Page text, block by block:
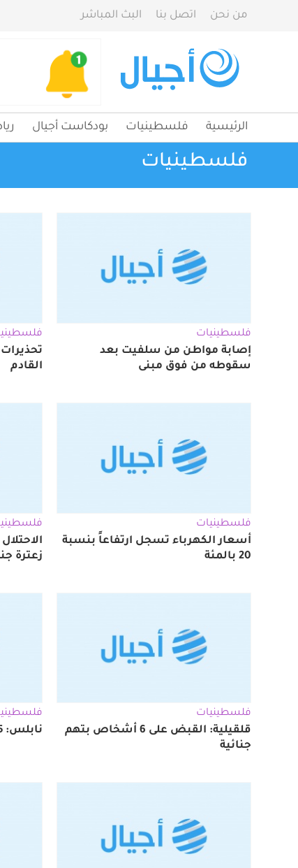
من نحن اتصل بنا البث المباشر
الرئيسية فلسطينيات بودكاست أجيال
فلسطينيات
فلسطينيات
إصابة مواطن من سلفيت بعد
سقوطه من فوق مبنى
تحذيرات
القادم
فلسطينيات
أسعار الكهرباء تسجل ارتفاعاً بنسبة
20 بالمئة
زعترة
فلسطينيات
قلقيلية: القبض على 6 أشخاص بتهم
جنائية
نابلس: 5 إصابات نتيجة حادث سير